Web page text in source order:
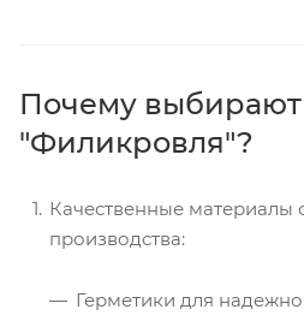
Почему выбирают
"Филикровля"?
Качественные материалы
производства:
Герметики для